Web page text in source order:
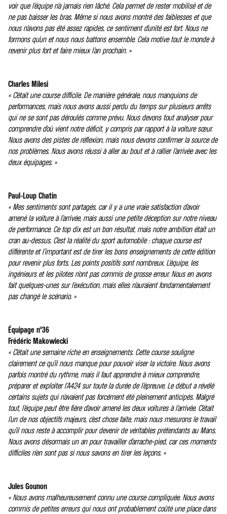
voir que l’équipe n’a jamais rien lâché. Cela permet de rester mobilisé et de
ne pas baisser les bras. Même si nous avons montré des faiblesses et que
nous n’avons pas été assez rapides, ce sentiment d’unité est fort. Nous ne
formons qu’un et nous nous battons ensemble. Cela motive tout le monde à
revenir plus fort et faire mieux l’an prochain. »
Charles Milesi
« C’était une course difficile. De manière générale, nous manquions de
performances, mais nous avons aussi perdu du temps sur plusieurs arrêts
qui ne se sont pas déroulés comme prévu. Nous devons tout analyser pour
comprendre d’où vient notre déficit, y compris par rapport à la voiture sœur.
Nous avons des pistes de réflexion, mais nous devons confirmer la source de
nos problèmes. Nous avons réussi à aller au bout et à rallier l’arrivée avec les
deux équipages. »
Paul-Loup Chatin
« Mes sentiments sont partagés, car il y a une vraie satisfaction d’avoir
amené la voiture à l’arrivée, mais aussi une petite déception sur notre niveau
de performance. Ce top dix est un bon résultat, mais notre ambition était un
cran au-dessus. C’est la réalité du sport automobile : chaque course est
différente et l’important est de tirer les bons enseignements de cette édition
pour revenir plus forts. Les points positifs sont nombreux. L’équipe, les
ingénieurs et les pilotes n’ont pas commis de grosse erreur. Nous en avons
fait quelques-unes sur l’exécution, mais elles n’auraient fondamentalement
pas changé le scénario. »
Équipage n°36
Frédéric Makowiecki
« C’était une semaine riche en enseignements. Cette course souligne
clairement ce qu’il nous manque pour pouvoir viser la victoire. Nous avons
parfois montré du rythme, mais il faut apprendre à mieux comprendre,
préparer et exploiter l’A424 sur toute la durée de l’épreuve. Le début a révélé
certains sujets qui n’avaient pas forcément été pleinement anticipés. Malgré
tout, l’équipe peut être fière d’avoir amené les deux voitures à l’arrivée. C’était
l’un de nos objectifs majeurs, c’est chose faite, mais nous mesurons le travail
qu’il nous reste à accomplir pour devenir de véritables prétendants au Mans.
Nous avons désormais un an pour travailler d’arrache-pied, car ces moments
difficiles n’en sont pas si nous savons en tirer les leçons. »
Jules Gounon
« Nous avons malheureusement connu une course compliquée. Nous avons
commis de petites erreurs qui nous ont probablement coûté une place dans